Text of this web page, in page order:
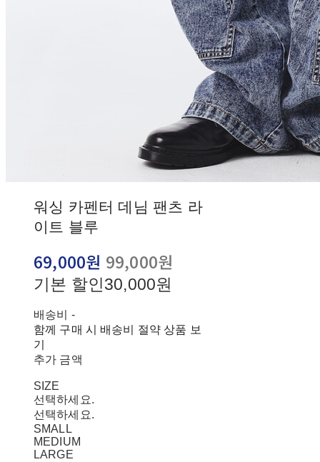
워싱 카펜터 데님 팬츠 라
이트 블루
69,000원 99,000원
기본 할인30,000원
배송비 -
함께 구매 시 배송비 절약 상품 보
기
추가 금액
SIZE
선택하세요.
선택하세요.
SMALL
MEDIUM
LARGE